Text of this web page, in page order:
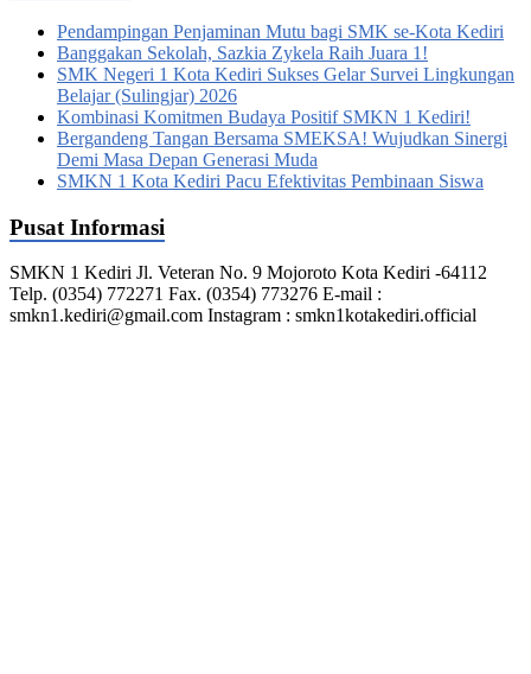
Pendampingan Penjaminan Mutu bagi SMK se-Kota Kediri
Banggakan Sekolah, Sazkia Zykela Raih Juara 1!
SMK Negeri 1 Kota Kediri Sukses Gelar Survei Lingkungan
Belajar (Sulingjar) 2026
Kombinasi Komitmen Budaya Positif SMKN 1 Kediri!
Bergandeng Tangan Bersama SMEKSA! Wujudkan Sinergi
Demi Masa Depan Generasi Muda
SMKN 1 Kota Kediri Pacu Efektivitas Pembinaan Siswa
Pusat Informasi
SMKN 1 Kediri Jl. Veteran No. 9 Mojoroto Kota Kediri -64112
Telp. (0354) 772271 Fax. (0354) 773276 E-mail :
smkn1.kediri@gmail.com Instagram : smkn1kotakediri.official